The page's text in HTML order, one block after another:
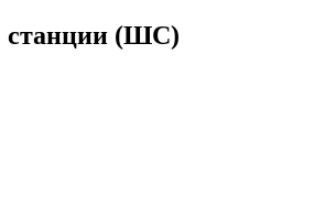
станции (ШС)